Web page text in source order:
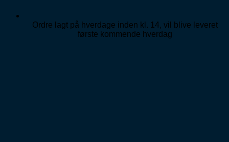
Ordre lagt på hverdage inden kl. 14, vil blive leveret
første kommende hverdag